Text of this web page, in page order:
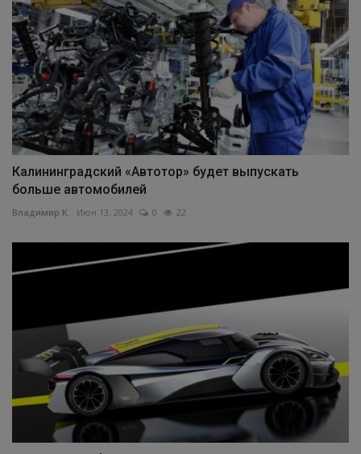
Калининградский «Автотор» будет выпускать
больше автомобилей
Владимир К. Июн 13, 2024 0 22